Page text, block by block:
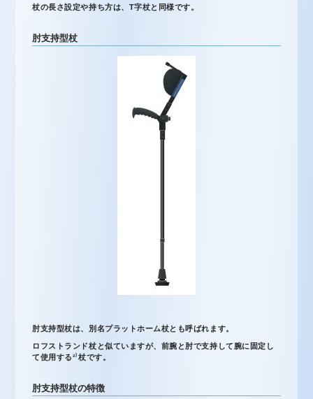
杖の長さ設定や持ち方は、T字杖と同様です。
肘支持型杖
肘支持型杖は、別名プラットホーム杖とも呼ばれます。
ロフストランド杖と似ていますが、前腕と肘で支持して腕に固定し
て使用する²⁾杖です。
肘支持型杖の特徴